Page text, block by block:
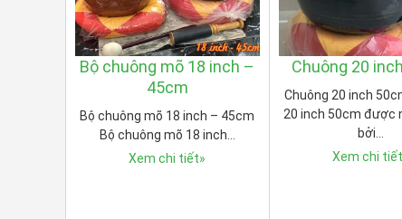
Bộ chuông mõ 18 inch –
45cm
Bộ chuông mõ 18 inch – 45cm
Bộ chuông mõ 18 inch…
Xem chi tiết»
Chuông 20
Chuông 20 inch
20 inch 50cm được
bởi…
Xem chi tiết